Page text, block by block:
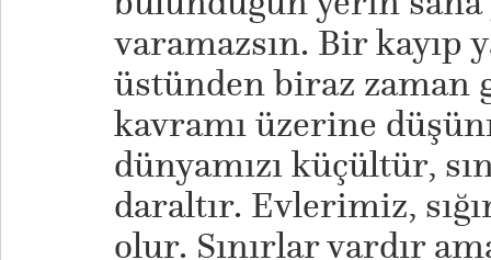
varamazsın. Bir kayıp
üstünden biraz zaman
kavramı üzerine
dünyamızı küçültür,
daraltır. Evlerimiz,
olur. Sınırlar vardır